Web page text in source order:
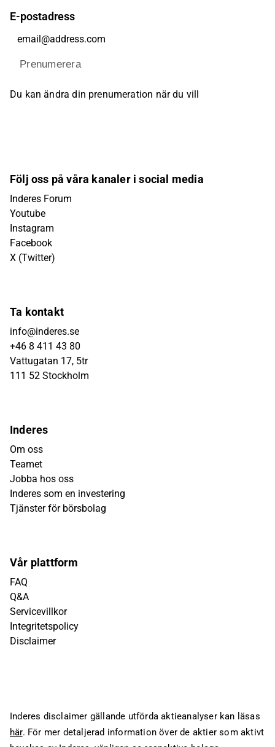
E-postadress
Prenumerera
Du kan ändra din prenumeration när du vill
Följ oss på våra kanaler i social media
Inderes Forum
Youtube
Instagram
Facebook
X (Twitter)
Ta kontakt
info@inderes.se
+46 8 411 43 80
Vattugatan 17, 5tr
111 52 Stockholm
Inderes
Om oss
Teamet
Jobba hos oss
Inderes som en investering
Tjänster för börsbolag
Vår plattform
FAQ
Q&A
Servicevillkor
Integritetspolicy
Disclaimer
Inderes disclaimer gällande utförda aktieanalyser kan läsas
här. För mer detaljerad information över de aktier som aktivt